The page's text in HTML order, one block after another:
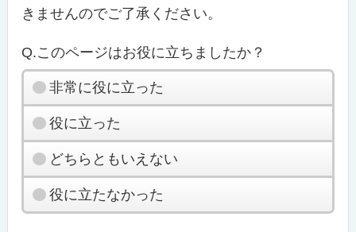
きませんのでご了承ください。
Q.このページはお役に立ちましたか？
非常に役に立った
役に立った
どちらともいえない
役に立たなかった